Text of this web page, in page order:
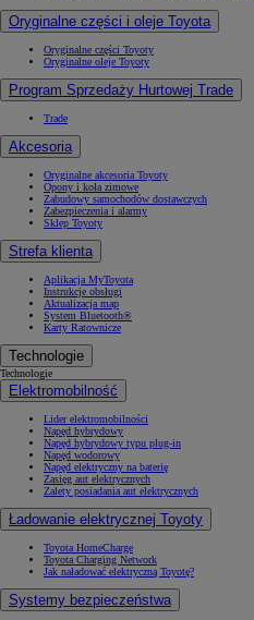
Oryginalne części i oleje Toyota
Oryginalne części Toyoty
Oryginalne oleje Toyoty
Program Sprzedaży Hurtowej Trade
Trade
Akcesoria
Oryginalne akcesoria Toyoty
Opony i koła zimowe
Zabudowy samochodów dostawczych
Zabezpieczenia i alarmy
Sklep Toyoty
Strefa klienta
Aplikacja MyToyota
Instrukcje obsługi
Aktualizacja map
System Bluetooth®
Karty Ratownicze
Technologie
Technologie
Elektromobilność
Lider elektromobilności
Napęd hybrydowy
Napęd hybrydowy typu plug-in
Napęd wodorowy
Napęd elektryczny na baterię
Zasięg aut elektrycznych
Zalety posiadania aut elektrycznych
Ładowanie elektrycznej Toyoty
Toyota HomeCharge
Toyota Charging Network
Jak naładować elektryczną Toyotę?
Systemy bezpieczeństwa